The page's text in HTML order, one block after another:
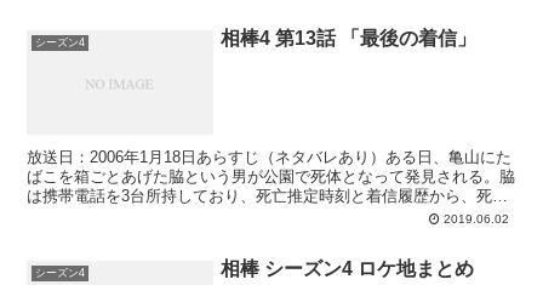
シーズン4 相棒4 第13話 「最後の着信」
放送日：2006年1月18日あらすじ（ネタバレあり）ある日、亀山にた
ばこを箱ごとあげた脇という男が公園で死体となって発見される。脇
は携帯電話を3台所持しており、死亡推定時刻と着信履歴から、死ぬ
2019.06.02
シーズン4 相棒 シーズン4 ロケ地まとめ